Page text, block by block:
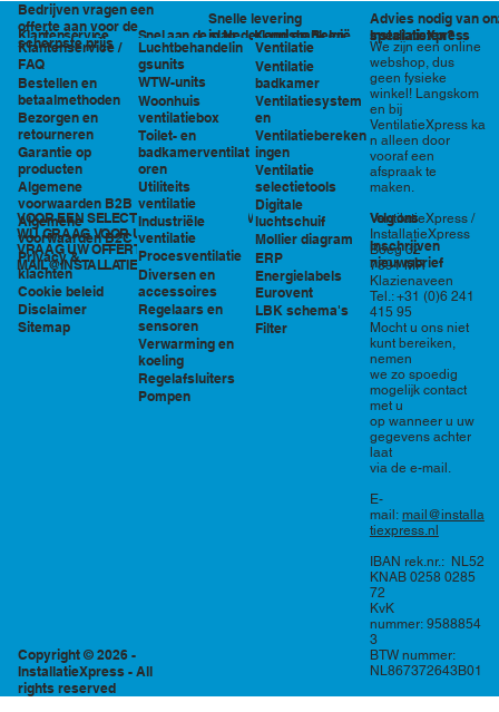
Klantenservice
Klantenservice /
FAQ
Bestellen en
betaalmethoden
Bezorgen en
retourneren
Garantie op
producten
Algemene
voorwaarden B2B
Algemene
voorwaarden B2C
Privacy &
klachten
Cookie beleid
Disclaimer
Sitemap
VOOR EEN SELECTIE EN PRIJSOPGAVE STAAN
WIJ GRAAG VOOR U KLAAR!
VRAAG UW OFFERTE AAN VIA
MAIL@INSTALLATIEXPRESS.NL
Copyright © 2026 -
InstallatieXpress - All
rights reserved
Bedrijven vragen een
offerte aan voor de
scherpste prijs
Snelle levering
in Nederland en België
Advies nodig van
specialisten?
Snel aan de slag
Luchtbehandelin
gsunits
WTW-units
Woonhuis
ventilatiebox
Toilet- en
badkamerventilat
oren
Utiliteits
ventilatie
Industriële
ventilatie
Procesventilatie
Diversen en
accessoires
Regelaars en
sensoren
Verwarming en
koeling
Regelafsluiters
Pompen
Kennisbank en
tools
Ventilatie
Ventilatie
badkamer
Ventilatiesystem
en
Ventilatiebereken
ingen
Ventilatie
selectietools
Digitale
luchtschuif
Mollier diagram
ERP
Energielabels
Eurovent
LBK schema's
Filter
We zijn een online
webshop, dus
geen fysieke
winkel! Langskom
en bij
VentilatieXpress ka
n alleen door
vooraf een
afspraak te
maken.
VentilatieXpress /
InstallatieXpress
Boeg 32
7891 MR
Klazienaveen
Tel.: +31 (0)6 241
415 95
Mocht u ons niet
kunt bereiken,
nemen
we zo spoedig
mogelijk contact
met u
op wanneer u uw
gegevens achter
laat
via de e-mail.
E-
mail: mail@installa
tiexpress.nl
IBAN rek.nr.: NL52
KNAB 0258 0285
72
KvK
nummer: 9588854
3
BTW nummer:
NL867372643B01
InstallatieXpress
Volg ons
Inschrijven
nieuwsbrief